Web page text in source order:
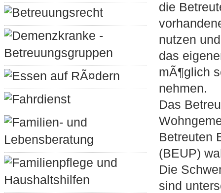
Betreuungsrecht
Demenzkranke -
Betreuungsgruppen
Essen auf RÃ¤dern
Fahrdienst
Familien- und
Lebensberatung
Familienpflege und
Haushaltshilfen
die
nutzen
das
mÃ¶glich
nehmen.
Das
Betreuten
(BEUP)
Die
sind